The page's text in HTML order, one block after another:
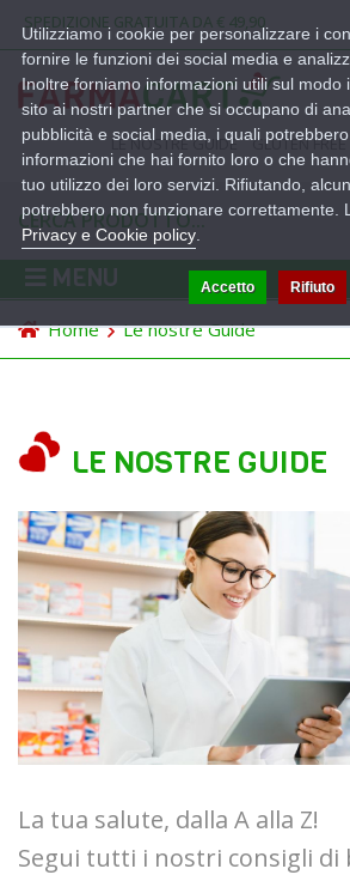
SPEDIZIONE GRATUITA DA € 49,90
LE NOSTRE GUIDE GLUTEN FREE
MENU
Home Le nostre Guide
LE NOSTRE GUIDE
La tua salute, dalla A alla Z!
Segui tutti i nostri consigli di
Utilizziamo i cookie per personalizzare i
fornire le funzioni dei social media e
Inoltre forniamo informazioni utili sul modo
sito ai nostri partner che si occupano di
pubblicità e social media, i quali
informazioni che hai fornito loro o che
tuo utilizzo dei loro servizi. Rifiutando,
potrebbero non funzionare correttamente.
Privacy e Cookie policy
Accetto Rifiuto